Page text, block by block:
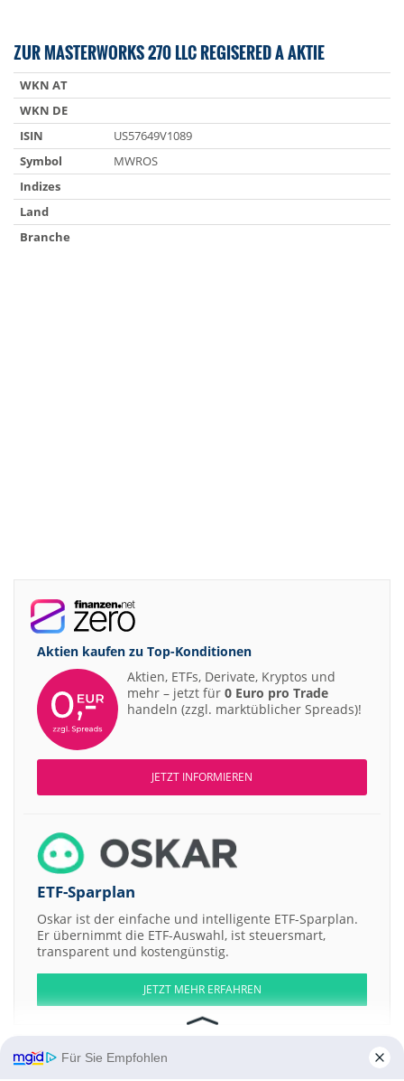
ZUR MASTERWORKS 270 LLC REGISERED A AKTIE
WKN AT
WKN DE
ISIN
US57649V1089
Symbol
MWROS
Indizes
Land
Branche
Aktien kaufen zu Top-Konditionen
Aktien, ETFs, Derivate, Kryptos und
mehr – jetzt für 0 Euro pro Trade
handeln (zzgl. marktüblicher Spreads)!
JETZT INFORMIEREN
ETF-Sparplan
Oskar ist der einfache und intelligente ETF-Sparplan.
Er übernimmt die ETF-Auswahl, ist steuersmart,
transparent und kostengünstig.
JETZT MEHR ERFAHREN
Für Sie Empfohlen